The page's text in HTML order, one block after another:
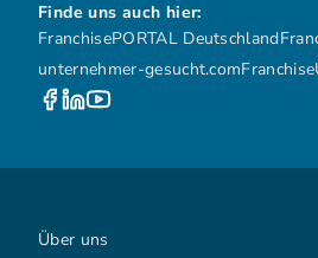
Finde uns auch hier:
FranchisePORTAL Deutschland
unternehmer-gesucht.com
Über uns